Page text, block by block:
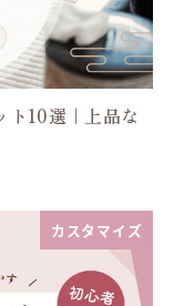
ト10選｜上品な
カスタマイズ